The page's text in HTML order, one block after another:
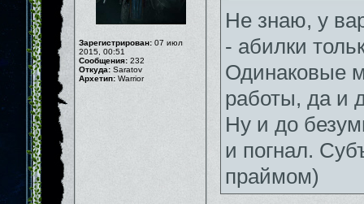
Зарегистрирован: 07 июл
2015, 00:51
Сообщения: 232
Откуда: Saratov
Архетип: Warrior
Не знаю, у
- абилки
Одинаковые
работы, да и
Ну и до
и погнал.
праймом)